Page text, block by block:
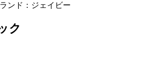
ンド：ジェイビー
ク